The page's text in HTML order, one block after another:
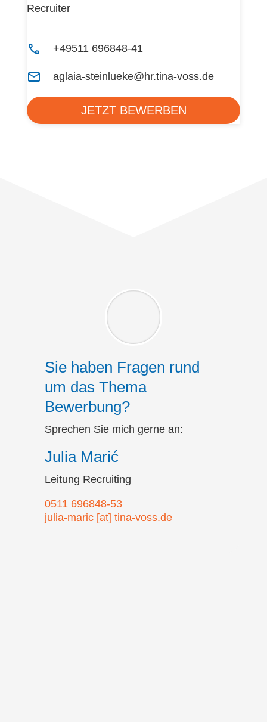
Recruiter
+49511 696848-41
aglaia-steinlueke@hr.tina-voss.de
JETZT BEWERBEN
Sie haben Fragen rund
um das Thema
Bewerbung?
Sprechen Sie mich gerne an:
Julia Marić
Leitung Recruiting
0511 696848-53
julia-maric [at] tina-voss.de